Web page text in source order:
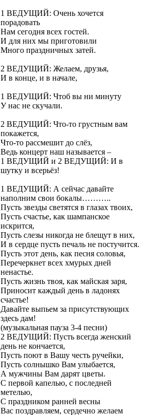
1 ВЕДУЩИЙ: Очень хочется
порадовать
Нам сегодня всех гостей.
И для них мы приготовили
Много праздничных затей.
2 ВЕДУЩИЙ: Желаем, друзья,
И в конце, и в начале,
1 ВЕДУЩИЙ: Чтоб вы ни минуту
У нас не скучали.
2 ВЕДУЩИЙ: Что-то грустным вам
покажется,
Что-то рассмешит до слёз,
Ведь концерт наш называется –
1 ВЕДУЩИЙ и 2 ВЕДУЩИЙ: И в
шутку и всерьёз!
1 ВЕДУЩИЙ: А сейчас давайте
наполним свои бокалы………..
Пусть звезды светятся в глазах твоих,
Пусть счастье, как шампанское
искрится,
Пусть слезы никогда не блещут в них,
И в сердце пусть печаль не постучится.
Пусть этот день, как песня соловья,
Перечеркнет всех хмурых дней
ненастье.
Пусть жизнь твоя, как майская заря,
Приносит каждый день в ладонях
счастье!
Давайте выпьем за присутствующих
здесь дам!
(музыкальная пауза 3-4 песни)
2 ВЕДУЩИЙ: Пусть всегда женский
день не кончается,
Пусть поют в Вашу честь ручейки,
Пусть солнышко Вам улыбается,
А мужчины Вам дарят цветы.
С первой капелью, с последней
метелью,
С праздником ранней весны
Вас поздравляем, сердечно желаем